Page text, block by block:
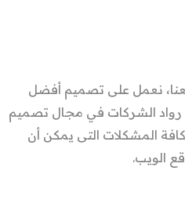
نعمل على تصميم أفضل
رواد الشركات في مجال تصميم
من الدعم الفني متواجد على مدار 24 ساعة جاهز لحل كافة المشكلات التى يمكن أن
الويب.